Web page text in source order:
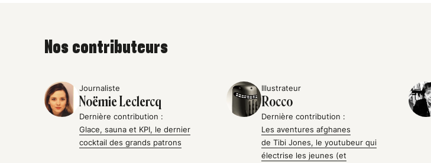
Nos contributeurs
Journaliste
Noëmie Leclercq
Dernière contribution :
Glace, sauna et KPI, le dernier
cocktail des grands patrons
Illustrateur
Rocco
Dernière contribution :
Les aventures afghanes
de Tibi Jones, le youtubeur qui
électrise les jeunes (et